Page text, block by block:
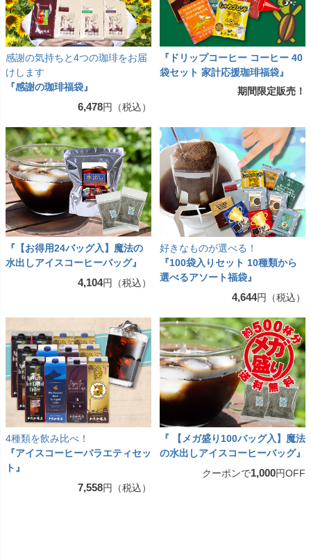
感謝の気持ちと4つの珈琲をお届
けします
『感謝の珈琲福袋』
6,478円（税込）
『ドリップコーヒー コーヒー 40
袋セット 家計応援珈琲福袋』
期間限定販売！
『【お得用24バッグ入】魔法の
水出しアイスコーヒーバッグ』
4,104円（税込）
好きなものが選べる！
『100袋入りセット 10種類から
選べるアソート福袋』
4,644円（税込）
4種類を飲み比べ！
『アイスコーヒーバラエティセッ
ト』
7,558円（税込）
『 【メガ盛り100バッグ入】魔法
の水出しアイスコーヒーバッグ』
クーポンで1,000円OFF